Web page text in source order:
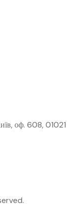
оф. 608, 01021